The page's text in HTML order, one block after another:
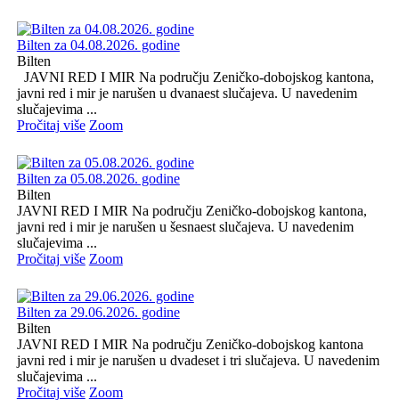
Bilten za 04.08.2026. godine
Bilten
JAVNI RED I MIR Na području Zeničko-dobojskog kantona,
javni red i mir je narušen u dvanaest slučajeva. U navedenim
slučajevima ...
Pročitaj više Zoom
Bilten za 05.08.2026. godine
Bilten
JAVNI RED I MIR Na području Zeničko-dobojskog kantona,
javni red i mir je narušen u šesnaest slučajeva. U navedenim
slučajevima ...
Pročitaj više Zoom
Bilten za 29.06.2026. godine
Bilten
JAVNI RED I MIR Na području Zeničko-dobojskog kantona
javni red i mir je narušen u dvadeset i tri slučajeva. U navedenim
slučajevima ...
Pročitaj više Zoom